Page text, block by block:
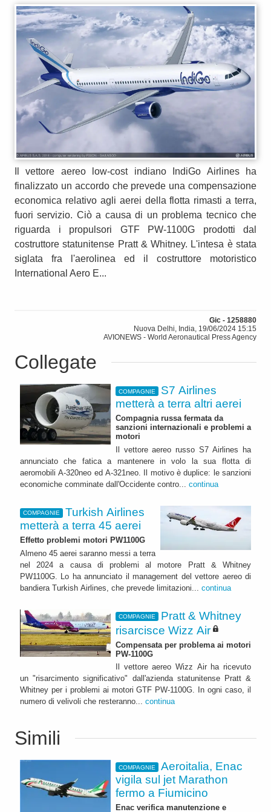
Il vettore aereo low-cost indiano IndiGo Airlines ha
finalizzato un accordo che prevede una compensazione
economica relativo agli aerei della flotta rimasti a terra,
fuori servizio. Ciò a causa di un problema tecnico che
riguarda i propulsori GTF PW-1100G prodotti dal
costruttore statunitense Pratt & Whitney. L'intesa è stata
siglata fra l'aerolinea ed il costruttore motoristico
International Aero E...
Gic - 1258880
Nuova Delhi, India, 19/06/2024 15:15
AVIONEWS - World Aeronautical Press Agency
Collegate
COMPAGNIE
S7 Airlines
metterà a terra altri aerei
Compagnia russa fermata da
sanzioni internazionali e problemi a
motori
Il vettore aereo russo S7 Airlines ha
annunciato che fatica a mantenere in volo la sua flotta di
aeromobili A-320neo ed A-321neo. Il motivo è duplice: le sanzioni
economiche comminate dall'Occidente contro... continua
COMPAGNIE
Turkish Airlines
metterà a terra 45 aerei
Effetto problemi motori PW1100G
Almeno 45 aerei saranno messi a terra
nel 2024 a causa di problemi al motore Pratt & Whitney
PW1100G. Lo ha annunciato il management del vettore aereo di
bandiera Turkish Airlines, che prevede limitazioni... continua
COMPAGNIE
Pratt & Whitney
risarcisce Wizz Air
Compensata per problema ai motori
PW-1100G
Il vettore aereo Wizz Air ha ricevuto
un "risarcimento significativo" dall'azienda statunitense Pratt &
Whitney per i problemi ai motori GTF PW-1100G. In ogni caso, il
numero di velivoli che resteranno... continua
Simili
COMPAGNIE
Aeroitalia, Enac
vigila sul jet Marathon
fermo a Fiumicino
Enac verifica manutenzione e